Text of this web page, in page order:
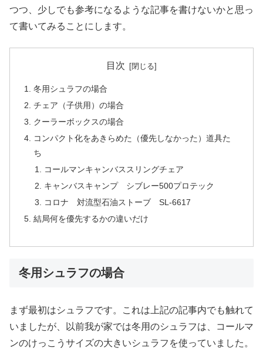
つつ、少しでも参考になるような記事を書けないかと思っ
て書いてみることにします。
目次
冬用シュラフの場合
チェア（子供用）の場合
クーラーボックスの場合
コンパクト化をあきらめた（優先しなかった）道具た
ち
コールマンキャンバススリングチェア
キャンバスキャンプ シブレー500プロテック
コロナ 対流型石油ストーブ SL-6617
結局何を優先するかの違いだけ
冬用シュラフの場合
まず最初はシュラフです。これは上記の記事内でも触れて
いましたが、以前我が家では冬用のシュラフは、コールマ
ンのけっこうサイズの大きいシュラフを使っていました。